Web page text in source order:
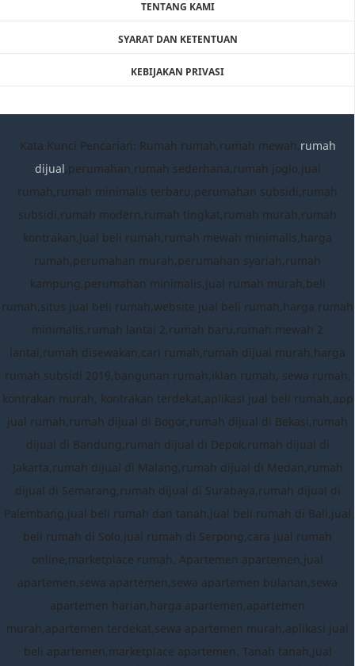
TENTANG KAMI
SYARAT DAN KETENTUAN
KEBIJAKAN PRIVASI
Kata Kunci Pencarian: Rumah rumah,rumah mewah,rumah
dijual,perumahan,rumah sederhana,rumah joglo,jual
rumah,rumah minimalis terbaru,perumahan subsidi,rumah
subsidi,rumah modern,rumah tingkat,rumah murah,rumah
kontrakan,jual beli rumah,rumah mewah minimalis,harga
rumah,perumahan murah,perumahan syariah,rumah
kampung,perumahan minimalis,jual rumah murah,beli
rumah,situs jual beli rumah,website jual beli rumah,harga rumah
minimalis,rumah lantai 2,rumah baru,rumah mewah 2
lantai,rumah disewakan,cari rumah,rumah dijual murah,harga
rumah subsidi 2019,bangunan rumah,iklan rumah, sewa rumah,
kontrakan murah, kontrakan terdekat,aplikasi jual beli rumah,app
jual rumah,rumah dijual di Bogor,rumah dijual di Bekasi,rumah
dijual di Bandung,rumah dijual di Depok,rumah dijual di
Jakarta,rumah dijual di Malang,rumah dijual di Medan,rumah
dijual di Semarang,rumah dijual di Surabaya,rumah dijual di
Palembang,jual beli rumah dan tanah,jual beli rumah di Bali,jual
beli rumah di Solo,jual rumah di Serpong,cara jual rumah
online,marketplace rumah. Apartemen apartemen,jual
apartemen,sewa apartemen,sewa apartemen bulanan,sewa
apartemen harian,harga apartemen,apartemen
murah,apartemen terdekat,sewa apartemen murah,aplikasi jual
beli apartemen,marketplace apartemen. Tanah tanah,jual